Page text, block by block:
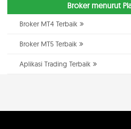
Broker menurut
Broker MT4 Terbaik
Broker MT5 Terbaik
Aplikasi Trading Terbaik